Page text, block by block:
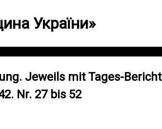
України»
Jeweils mit Tages-
Nr. 27 bis 52